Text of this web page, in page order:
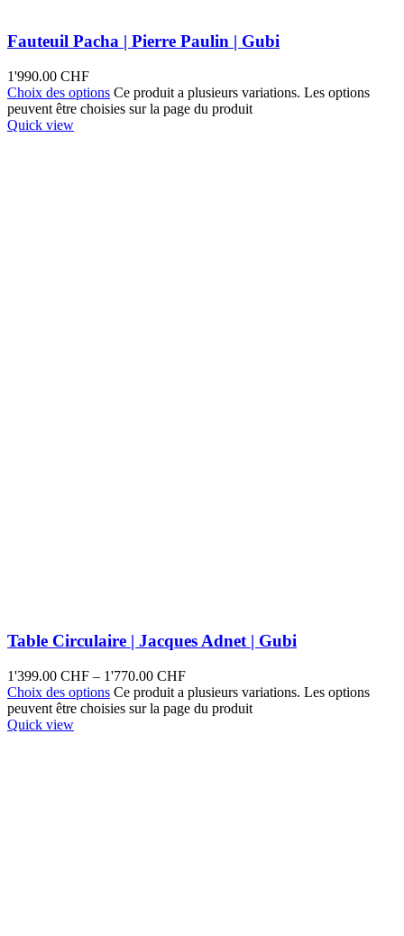
Fauteuil Pacha | Pierre Paulin | Gubi
1'990.00 CHF
Choix des options Ce produit a plusieurs variations. Les options
peuvent être choisies sur la page du produit
Quick view
Table Circulaire | Jacques Adnet | Gubi
1'399.00 CHF – 1'770.00 CHF
Choix des options Ce produit a plusieurs variations. Les options
peuvent être choisies sur la page du produit
Quick view